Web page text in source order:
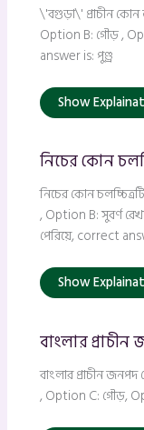
\'বগুড়া\' প্রাচীন কোন
Option B: গৌড় ,
answer is: পুণ্ড্র
Show
নিচের কোন
নিচের কোন
, Option B: সুবর্ণ
পেরিয়ে, correct
Show
বাংলার
বাংলার প্রাচীন
, Option C: গৌড়,